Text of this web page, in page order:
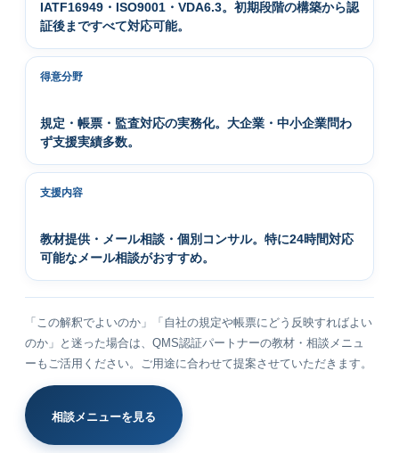
IATF16949・ISO9001・VDA6.3。初期段階の構築から認
証後まですべて対応可能。
得意分野
規定・帳票・監査対応の実務化。大企業・中小企業問わ
ず支援実績多数。
支援内容
教材提供・メール相談・個別コンサル。特に24時間対応
可能なメール相談がおすすめ。
「この解釈でよいのか」「自社の規定や帳票にどう反映すればよい
のか」と迷った場合は、QMS認証パートナーの教材・相談メニュ
ーもご活用ください。ご用途に合わせて提案させていただきます。
相談メニューを見る